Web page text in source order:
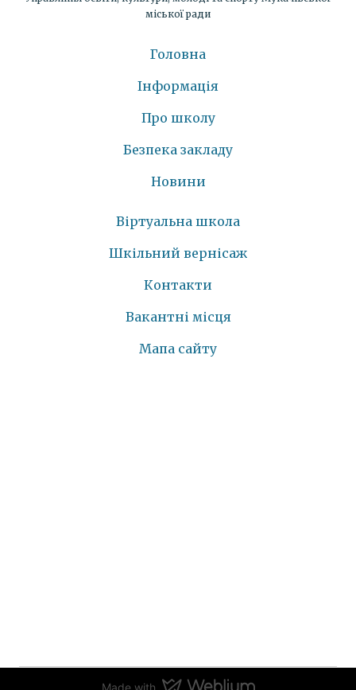
міської ради
Головна
Інформація
Про школу
Безпека закладу
Новини
Віртуальна школа
Шкільний вернісаж
Контакти
Вакантні місця
Мапа сайту
Made with